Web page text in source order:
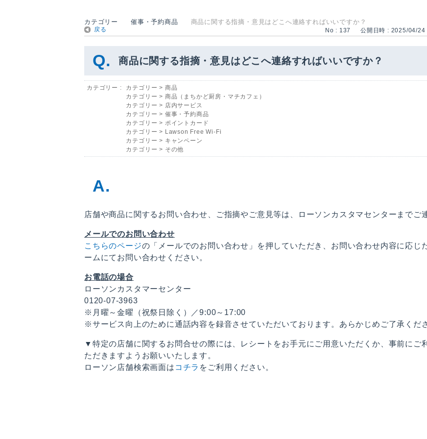
カテゴリー 催事・予約商品 商品に関する指摘・意見はどこへ連絡すればいいですか？
戻る No : 137 公開日時 : 2025/04/24
商品に関する指摘・意見はどこへ連絡すればいいですか？
カテゴリー : カテゴリー > 商品
カテゴリー > 商品（まちかど厨房・マチカフェ）
カテゴリー > 店内サービス
カテゴリー > 催事・予約商品
カテゴリー > ポイントカード
カテゴリー > Lawson Free Wi-Fi
カテゴリー > キャンペーン
カテゴリー > その他
店舗や商品に関するお問い合わせ、ご指摘やご意見等は、ローソンカスタマセンターまでご
メールでのお問い合わせ
こちらのページの「メールでのお問い合わせ」を押していただき、お問い合わせ内容に応じ
ームにてお問い合わせください。
お電話の場合
ローソンカスタマーセンター
0120-07-3963
※月曜～金曜（祝祭日除く）／9:00～17:00
※サービス向上のために通話内容を録音させていただいております。あらかじめご了承くだ
▼特定の店舗に関するお問合せの際には、レシートをお手元にご用意いただくか、事前にご
ただきますようお願いいたします。
ローソン店舗検索画面は コチラ をご利用ください。